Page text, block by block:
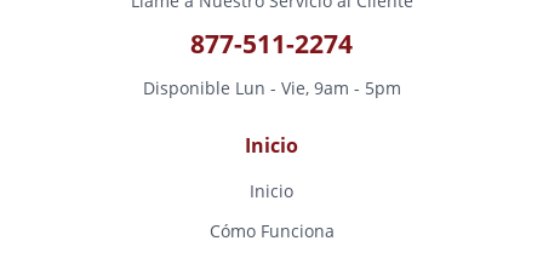
877-511-2274
Disponible Lun - Vie, 9am - 5pm
Inicio
Inicio
Cómo Funciona